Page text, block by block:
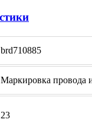
brd710885
Маркировка провода
23